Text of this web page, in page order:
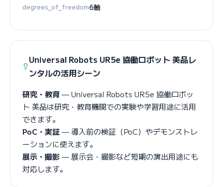
degrees_of_freedom6軸
Universal Robots UR5e 協働ロボット 美品レ
ンタルの活用シーン
研究・教育— Universal Robots UR5e 協働ロボッ
ト 美品は研究・教育機関での実験や学習用途に活用
できます。
PoC・実証— 導入前の検証（PoC）やデモンストレ
ーションに使えます。
展示・撮影— 展示会・撮影など短期の演出用途にも
対応します。